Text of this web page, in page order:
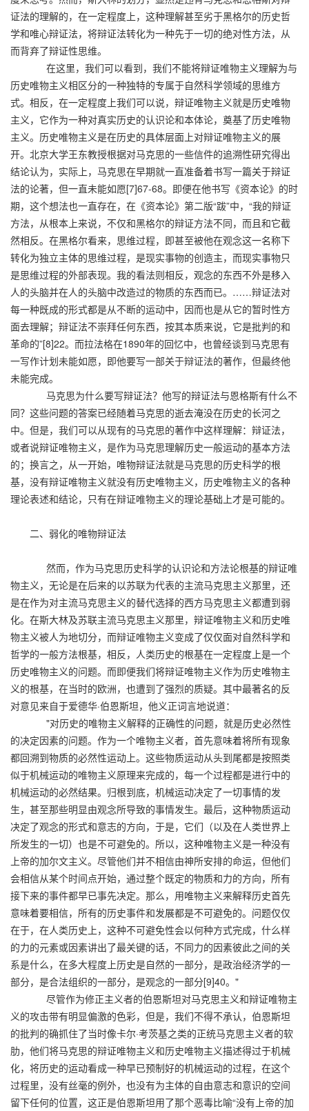
证法的理解的，在一定程度上，这种理解甚至劣于黑格尔的历史哲
学和唯心辩证法，将辩证法转化为一种先于一切的绝对性方法，从
而背弃了辩证性思维。
在这里，我们可以看到，我们不能将辩证唯物主义理解为与
历史唯物主义相区分的一种独特的专属于自然科学领域的思维方
式。相反，在一定程度上我们可以说，辩证唯物主义就是历史唯物
主义，它作为一种对真实历史的认识论和本体论，奠基了历史唯物
主义。历史唯物主义是在历史的具体层面上对辩证唯物主义的展
开。北京大学王东教授根据对马克思的一些信件的追溯性研究得出
结论认为，实际上，马克思在早期就一直准备着书写一篇关于辩证
法的论著，但一直未能如愿[7]67-68。即便在他书写《资本论》的时
期，这个想法也一直存在，在《资本论》第二版“跋”中，“我的辩证
方法，从根本上来说，不仅和黑格尔的辩证方法不同，而且和它截
然相反。在黑格尔看来，思维过程，即甚至被他在观念这一名称下
转化为独立主体的思维过程，是现实事物的创造主，而现实事物只
是思维过程的外部表现。我的看法则相反，观念的东西不外是移入
人的头脑并在人的头脑中改造过的物质的东西而已。……辩证法对
每一种既成的形式都是从不断的运动中，因而也是从它的暂时性方
面去理解；辩证法不崇拜任何东西，按其本质来说，它是批判的和
革命的”[8]22。而拉法格在1890年的回忆中，也曾经谈到马克思有
一写作计划未能如愿，即他要写一部关于辩证法的著作，但最终他
未能完成。
马克思为什么要写辩证法？他写的辩证法与恩格斯有什么不
同？这些问题的答案已经随着马克思的逝去淹没在历史的长河之
中。但是，我们可以从现有的马克思的著作中这样理解：辩证法，
或者说辩证唯物主义，是作为马克思理解历史一般运动的基本方法
的；换言之，从一开始，唯物辩证法就是马克思的历史科学的根
基，没有辩证唯物主义就没有历史唯物主义，历史唯物主义的各种
理论表述和结论，只有在辩证唯物主义的理论基础上才是可能的。
二、弱化的唯物辩证法
然而，作为马克思历史科学的认识论和方法论根基的辩证唯
物主义，无论是在后来的以苏联为代表的主流马克思主义那里，还
是在作为对主流马克思主义的替代选择的西方马克思主义都遭到弱
化。在斯大林及苏联主流马克思主义那里，辩证唯物主义和历史唯
物主义被人为地切分，而辩证唯物主义变成了仅仅面对自然科学和
哲学的一般方法根基，相反，人类历史的根基在一定程度上是一个
历史唯物主义的问题。而即便我们将辩证唯物主义作为历史唯物主
义的根基，在当时的欧洲，也遭到了强烈的质疑。其中最著名的反
对意见来自于爱德华·伯恩斯坦，他义正词言地说道：
"对历史的唯物主义解释的正确性的问题，就是历史必然性
的决定因素的问题。作为一个唯物主义者，首先意味着将所有现象
都回溯到物质的必然性运动上。这些物质运动从头到尾都是按照类
似于机械运动的唯物主义原理来完成的，每一个过程都是进行中的
机械运动的必然结果。归根到底，机械运动决定了一切事情的发
生，甚至那些明显由观念所导致的事情发生。最后，这种物质运动
决定了观念的形式和意志的方向，于是，它们（以及在人类世界上
所发生的一切）也是不可避免的。所以，这种唯物主义是一种没有
上帝的加尔文主义。尽管他们并不相信由神所安排的命运，但他们
会相信从某个时间点开始，通过整个既定的物质和力的方向，所有
接下来的事件都早已事先决定。那么，用唯物主义来解释历史首先
意味着要相信，所有的历史事件和发展都是不可避免的。问题仅仅
在于，在人类历史上，这种不可避免性会以何种方式完成，什么样
的力的元素或因素讲出了最关键的话，不同力的因素彼此之间的关
系是什么，在多大程度上历史是自然的一部分，是政治经济学的一
部分，是合法组织的一部分，是观念的一部分[9]40。"
尽管作为修正主义者的伯恩斯坦对马克思主义和辩证唯物主
义的攻击带有明显偏激的色彩，但是，我们不得不承认，伯恩斯坦
的批判的确抓住了当时像卡尔·考茨基之类的正统马克思主义者的软
肋，他们将马克思的辩证唯物主义和历史唯物主义描述得过于机械
化，将历史的运动看成一种早已预制好的机械运动的过程，在这个
过程里，没有丝毫的例外，也没有为主体的自由意志和意识的空间
留下任何的位置，这正是伯恩斯坦用了那个恶毒比喻“没有上帝的加